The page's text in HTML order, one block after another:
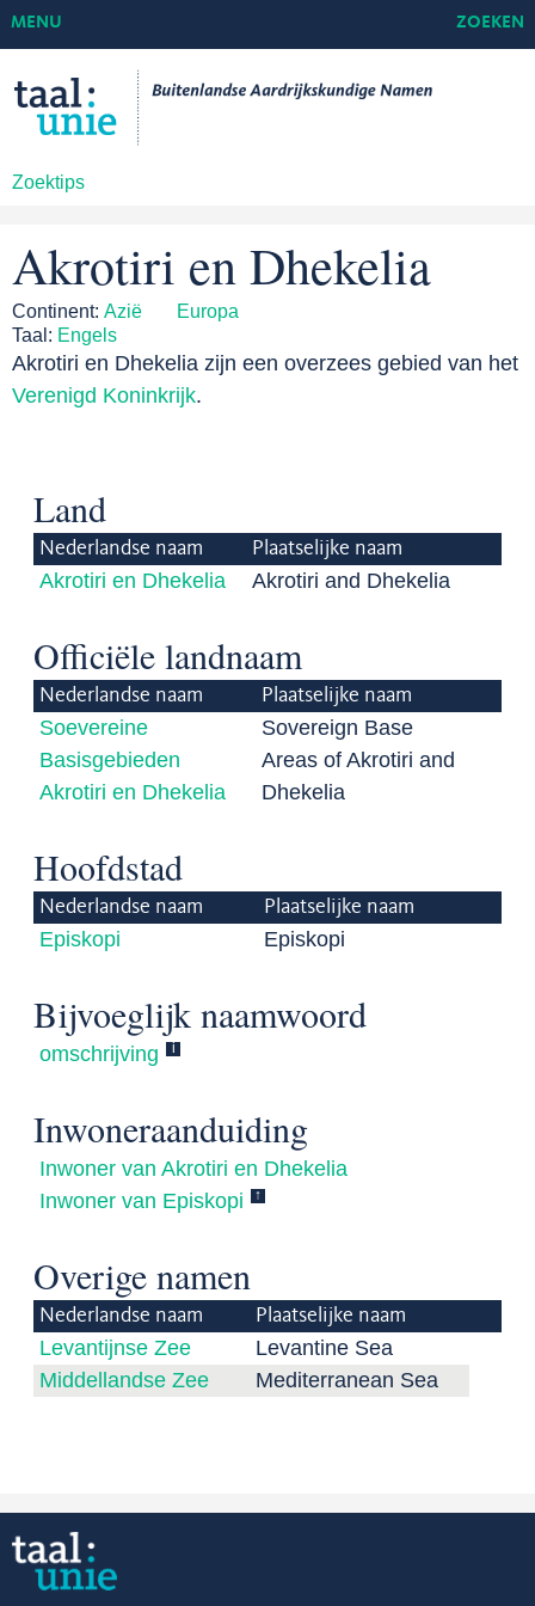
Zoektips
MENU ZOEKEN
Akrotiri en Dhekelia
Continent: Azië
Europa
Taal: Engels
Akrotiri en Dhekelia zijn een overzees gebied van het
Verenigd Koninkrijk.
Land
Nederlandse naam Plaatselijke naam
Akrotiri en Dhekelia Akrotiri and Dhekelia
Officiële landnaam
Nederlandse naam Plaatselijke naam
Soevereine
Basisgebieden
Akrotiri en Dhekelia
Sovereign Base
Areas of Akrotiri and
Dhekelia
Hoofdstad
Nederlandse naam Plaatselijke naam
Episkopi Episkopi
Bijvoeglijk naamwoord
omschrijving i
Inwoneraanduiding
Inwoner van Akrotiri en Dhekelia
Inwoner van Episkopi
↑
Overige namen
Nederlandse naam Plaatselijke naam
Levantijnse Zee
Levantine Sea
Middellandse Zee
Mediterranean Sea